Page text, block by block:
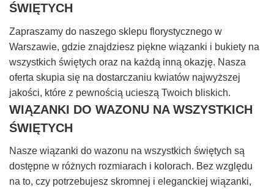
ŚWIĘTYCH
Zapraszamy do naszego sklepu florystycznego w
Warszawie, gdzie znajdziesz piękne wiązanki i bukiety na
wszystkich świętych oraz na każdą inną okazję. Nasza
oferta skupia się na dostarczaniu kwiatów najwyższej
jakości, które z pewnością ucieszą Twoich bliskich.
WIĄZANKI DO WAZONU NA WSZYSTKICH
ŚWIĘTYCH
Nasze wiązanki do wazonu na wszystkich świętych są
dostępne w różnych rozmiarach i kolorach. Bez względu
na to, czy potrzebujesz skromnej i eleganckiej wiązanki,